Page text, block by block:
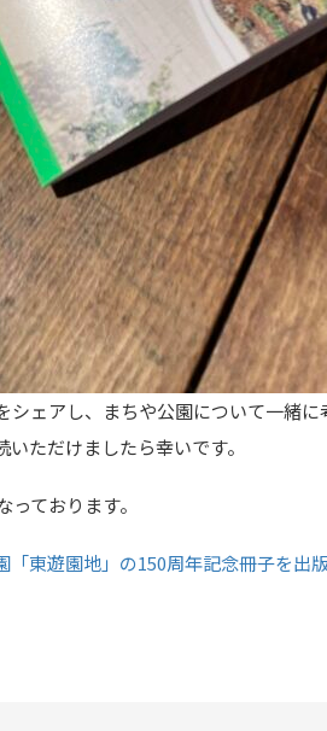
ェアし、まちや公園について一緒
ただけましたら幸いです。
ております。
「東遊園地」の150周年記念冊子を